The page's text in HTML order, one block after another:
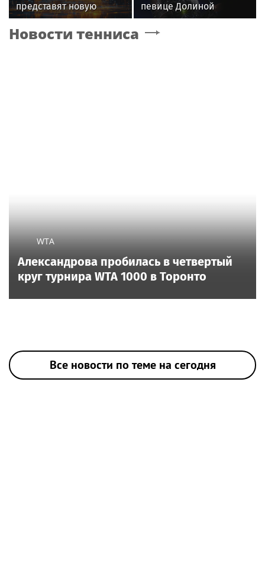
представят новую
премьеру 27 октября
певице Долиной
возглавить вокальное
отделение джазового
Новости тенниса
WTA
Александрова пробилась в четвертый
круг турнира WTA 1000 в Торонто
Все новости по теме на сегодня